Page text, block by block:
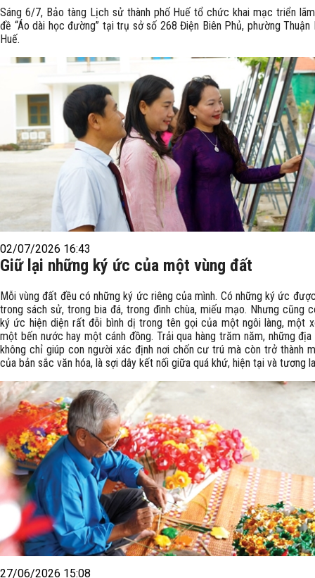
Sáng 6/7, Bảo tàng Lịch sử thành phố Huế tổ chức khai mạc triển
đề “Áo dài học đường” tại trụ sở số 268 Điện Biên Phủ, phường Thuận
Huế.
02/07/2026 16:43
Giữ lại những ký ức của một vùng đất
Mỗi vùng đất đều có những ký ức riêng của mình. Có những ký ức
trong sách sử, trong bia đá, trong đình chùa, miếu mạo. Nhưng cũng
ký ức hiện diện rất đỗi bình dị trong tên gọi của một ngôi làng, một
một bến nước hay một cánh đồng. Trải qua hàng trăm năm, những địa
không chỉ giúp con người xác định nơi chốn cư trú mà còn trở thành
của bản sắc văn hóa, là sợi dây kết nối giữa quá khứ, hiện tại và tương
27/06/2026 15:08